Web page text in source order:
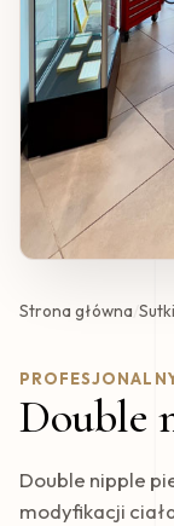
Strona główna Sutki
Double
Double nipple
modyfikacji